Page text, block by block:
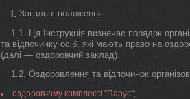
I. Загальні положення
1.1. Ця Інструкція визначає порядок
та відпочинку осіб, які мають право на
(далі — оздоровчий заклад).
1.2. Оздоровлення та відпочинок
оздоровчому комплексі "Парус";